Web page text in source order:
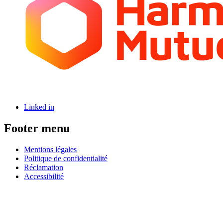
Linked in
Footer menu
Mentions légales
Politique de confidentialité
Réclamation
Accessibilité